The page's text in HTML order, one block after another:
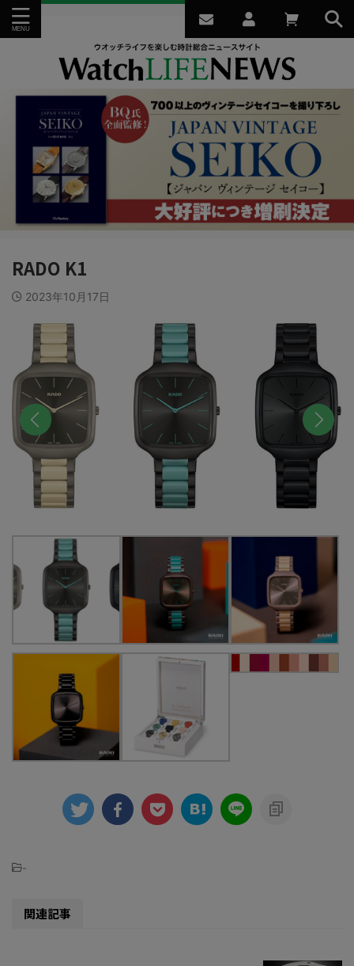
RADO K1
2023年10月17日
前へ 次へ
-
関連記事